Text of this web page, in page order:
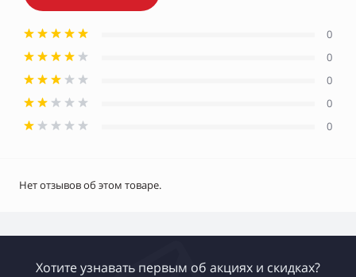
0
0
0
0
0
Нет отзывов об этом товаре.
Хотите узнавать первым об акциях и скидках?